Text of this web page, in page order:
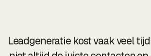
Leadgeneratie kost vaak veel